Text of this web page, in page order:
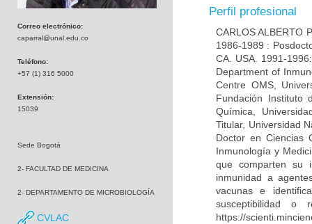
Correo electrónico:
caparral@unal.edu.co
Teléfono:
+57 (1) 316 5000
Extensión:
15039
Sede Bogotá
2- FACULTAD DE MEDICINA
2- DEPARTAMENTO DE MICROBIOLOGÍA
CVLAC
Perfil profesional
CARLOS ALBERTO
1986-1989 :
CA. USA. 1991-
Department of
Centre OMS,
Fundación Instituto
Química,
Titular, Universidad
Doctor en Ciencias
Inmunología y
que comparten su
inmunidad a
vacunas e
susceptibilidad o
https://